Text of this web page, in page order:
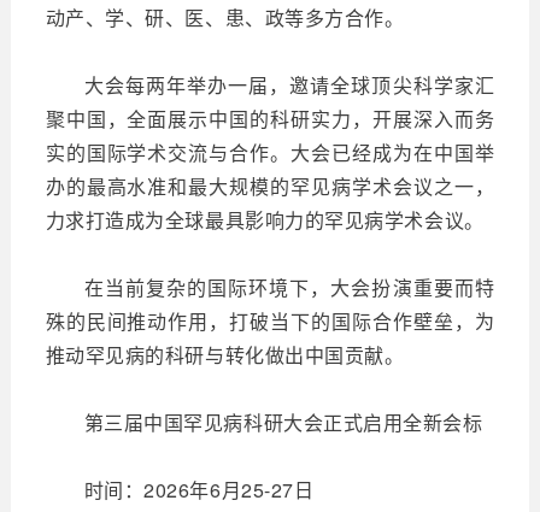
动产、学、研、医、患、政等多方合作。
大会每两年举办一届，邀请全球顶尖科学家汇
聚中国，全面展示中国的科研实力，开展深入而务
实的国际学术交流与合作。大会已经成为在中国举
办的最高水准和最大规模的罕见病学术会议之一，
力求打造成为全球最具影响力的罕见病学术会议。
在当前复杂的国际环境下，大会扮演重要而特
殊的民间推动作用，打破当下的国际合作壁垒，为
推动罕见病的科研与转化做出中国贡献。
第三届中国罕见病科研大会正式启用全新会标
时间：2026年6月25-27日